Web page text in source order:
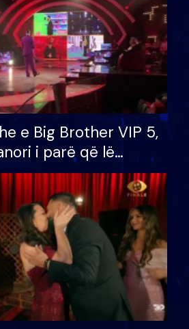
e Big Brother VIP 5,
i parë që lë
mundësinë për
e madh